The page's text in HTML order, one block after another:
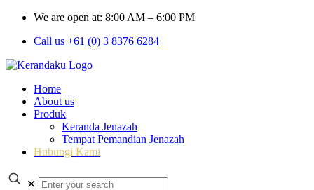
We are open at: 8:00 AM – 6:00 PM
Call us +61 (0) 3 8376 6284
Home
About us
Produk
Keranda Jenazah
Tempat Pemandian Jenazah
Hubungi Kami
✕